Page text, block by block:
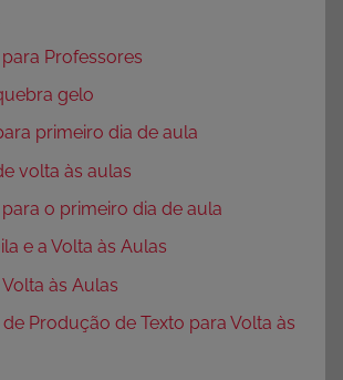
Professores
gelo
primeiro dia de aula
volta às aulas
o primeiro dia de aula
e a Volta às Aulas
às Aulas
Produção de Texto para Volta às